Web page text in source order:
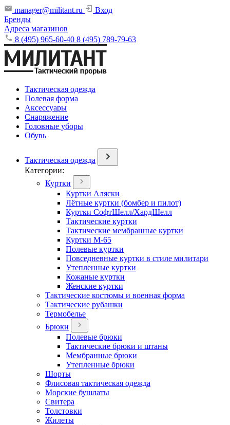
manager@militant.ru
Вход
Бренды
Адреса магазинов
8 (495) 965-60-40 8 (495) 789-79-63
Тактическая одежда
Полевая форма
Аксессуары
Снаряжение
Головные уборы
Обувь
Тактическая одежда
Категории:
Куртки
Куртки Аляски
Лётные куртки (бомбер и пилот)
Куртки СофтШелл/ХардШелл
Тактические куртки
Тактические мембранные куртки
Куртки М-65
Полевые куртки
Повседневные куртки в стиле милитари
Утепленные куртки
Кожаные куртки
Женские куртки
Тактические костюмы и военная форма
Тактические рубашки
Термобелье
Брюки
Полевые брюки
Тактические брюки и штаны
Мембранные брюки
Утепленные брюки
Шорты
Флисовая тактическая одежда
Морские бушлаты
Свитера
Толстовки
Жилеты